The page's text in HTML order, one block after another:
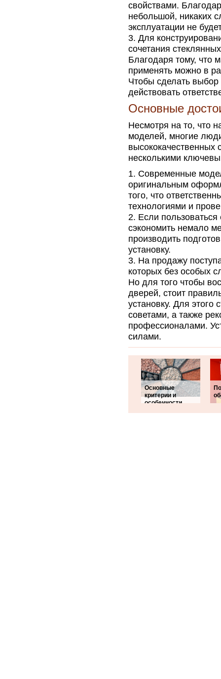
свойствами.
небольшой, никаких
эксплуатации не
Для
сочетания
Благодаря тому, что
применять можно в
Чтобы сделать выбор
действовать
Основные
Несмотря на то, что
моделей, многие
высококачественных
несколькими
Современные
оригинальным
того, что
технологиями и
Если
сэкономить немало
производить
установку.
На продажу
которых без особых
Но для того чтобы
дверей, стоит
установку. Для этого
советами, а также
профессионалами.
силами.
Основные
критерии и
особенности